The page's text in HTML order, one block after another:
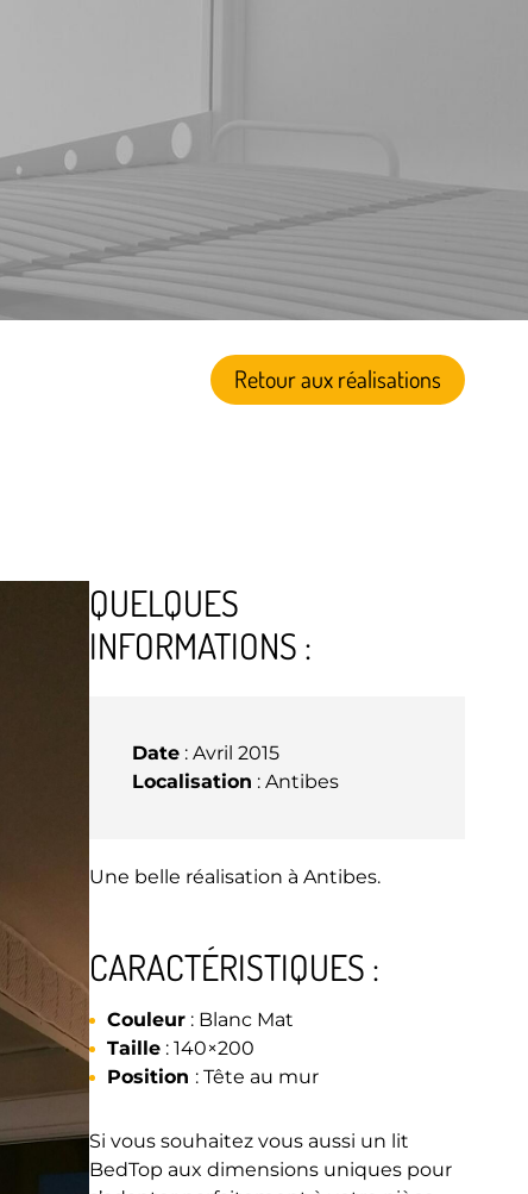
Retour aux réalisations
QUELQUES
INFORMATIONS :
Date : Avril 2015
Localisation : Antibes
Une belle réalisation à Antibes.
CARACTÉRISTIQUES :
Couleur : Blanc Mat
Taille : 140×200
Position : Tête au mur
Si vous souhaitez vous aussi un lit
BedTop aux dimensions uniques pour